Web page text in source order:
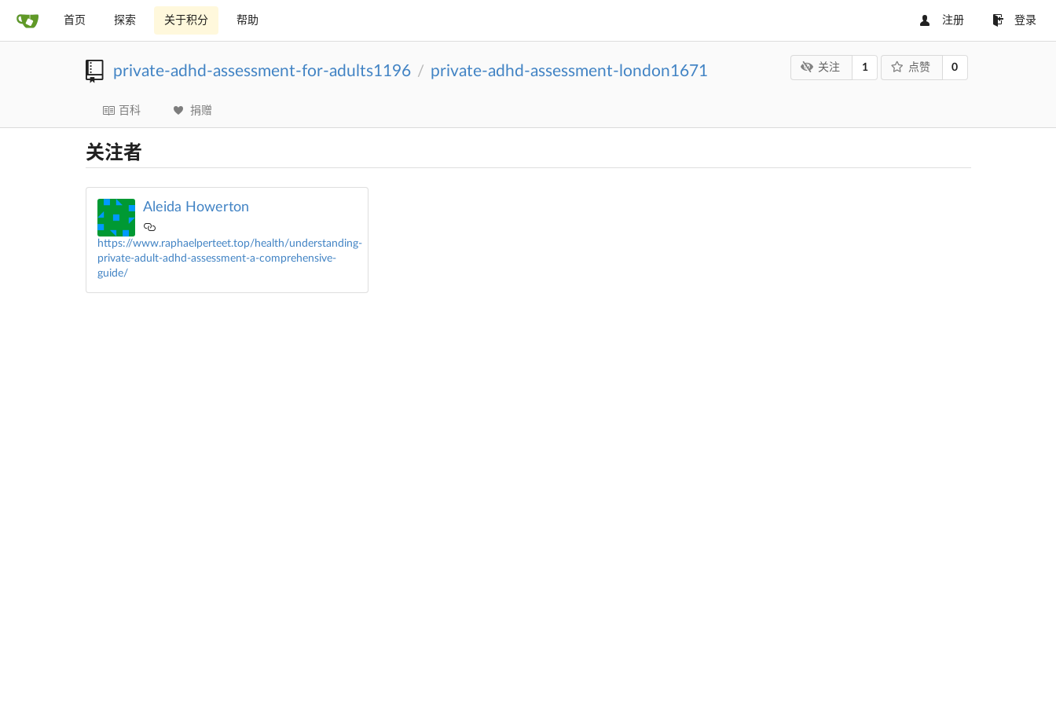
首页 探索 关于积分 帮助 注册 登录
private-adhd-assessment-for-adults1196 / private-adhd-assessment-london1671 关注 1 点赞 0
百科 捐赠
关注者
Aleida Howerton
https://www.raphaelperteet.top/health/understanding-
private-adult-adhd-assessment-a-comprehensive-
guide/